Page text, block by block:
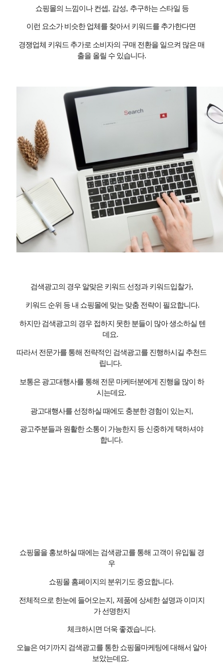
쇼핑몰의 느낌이나 컨셉, 감성, 추구하는 스타일 등
이런 요소가 비슷한 업체를 찾아서 키워드를 추가한다면
경쟁업체 키워드 추가로 소비자의 구매 전환을 일으켜 많은 매
출을 올릴 수 있습니다.
검색광고의 경우 알맞은 키워드 선정과 키워드입찰가,
키워드 순위 등 내 쇼핑몰에 맞는 맞춤 전략이 필요합니다.
하지만 검색광고의 경우 접하지 못한 분들이 많아 생소하실 텐
데요.
따라서 전문가를 통해 전략적인 검색광고를 진행하시길 추천드
립니다.
보통은 광고대행사를 통해 전문 마케터분에게 진행을 많이 하
시는데요.
광고대행사를 선정하실 때에도 충분한 경험이 있는지 ,
광고주분들과 원활한 소통이 가능한지 등 신중하게 택하셔야
합니다.
쇼핑몰을 홍보하실 때에는 검색광고를 통해 고객이 유입될 경
우
쇼핑몰 홈페이지의 분위기도 중요합니다.
전체적으로 한눈에 들어오는지 , 제품에 상세한 설명과 이미지
가 선명한지
체크하시면 더욱 좋겠습니다.
오늘은 여기까지 검색광고를 통한 쇼핑몰마케팅에 대해서 알아
보았는데요.